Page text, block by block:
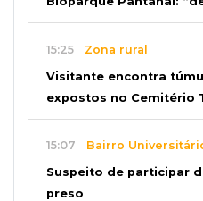
15:25 Zona rural
Visitante encontra
expostos no Cemitério
15:07 Bairro
Suspeito de participar
preso